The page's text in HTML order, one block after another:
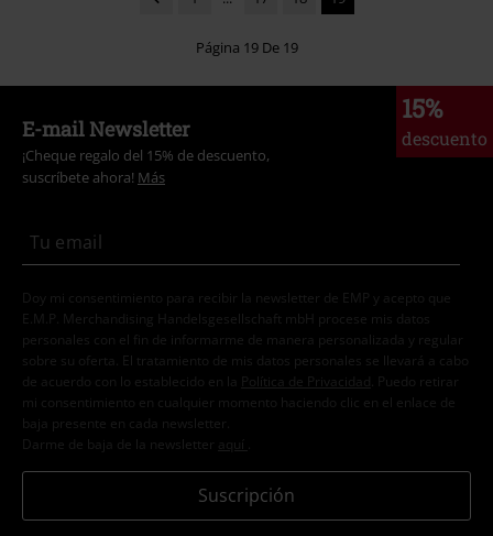
Página 19 De 19
15%
descuento
E-mail Newsletter
¡Cheque regalo del 15% de descuento,
suscríbete ahora! Más
Doy mi consentimiento para recibir la newsletter de EMP y acepto que
E.M.P. Merchandising Handelsgesellschaft mbH procese mis datos
personales con el fin de informarme de manera personalizada y regular
sobre su oferta. El tratamiento de mis datos personales se llevará a cabo
de acuerdo con lo establecido en la
Política de Privacidad . Puedo retirar
mi consentimiento en cualquier momento haciendo clic en el enlace de
baja presente en cada newsletter.
Darme de baja de la newsletter
aquí
Suscripción